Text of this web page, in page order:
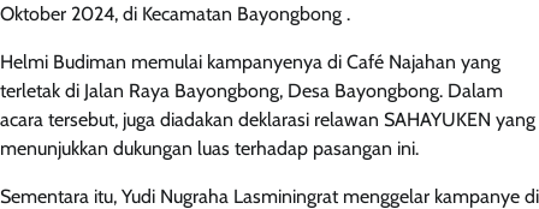
Oktober 2024, di Kecamatan Bayongbong .
Helmi Budiman memulai kampanyenya di Café Najahan yang
terletak di Jalan Raya Bayongbong, Desa Bayongbong. Dalam
acara tersebut, juga diadakan deklarasi relawan SAHAYUKEN yang
menunjukkan dukungan luas terhadap pasangan ini.
Sementara itu, Yudi Nugraha Lasminingrat menggelar kampanye di